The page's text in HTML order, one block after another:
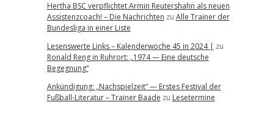
Hertha BSC verpflichtet Armin Reutershahn als neuen
Assistenzcoach! – Die Nachrichten zu Alle Trainer der
Bundesliga in einer Liste
Lesenswerte Links – Kalenderwoche 45 in 2024 | zu
Ronald Reng in Ruhrort: „1974 — Eine deutsche
Begegnung“
Ankündigung: „Nachspielzeit“ — Erstes Festival der
Fußball-Literatur – Trainer Baade zu Lesetermine